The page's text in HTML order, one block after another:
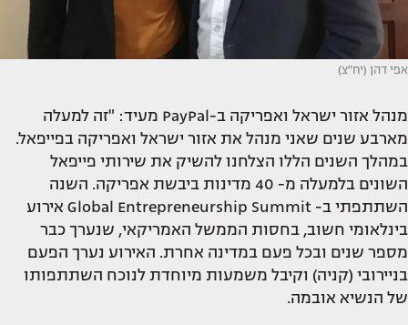
אפי דהן (יח"צ)
מנהל אזור ישראל ואפריקה ב-PayPal מעיד: "זה למעלה
מארבע שנים שאני מנהל את אזור ישראל ואפריקה בפייפאל.
במהלך השנים הללו הצלחנו להשיק את שירותי פייפאל
השונים בלמעלה מ- 40 מדינות ביבשת אפריקה. השנה
השתתפתי ב- Global Entrepreneurship Summit אירוע
בינלאומי חשוב, בחסות הממשל האמריקאי, שנערך כבר
מספר שנים ובכל פעם במדינה אחרת. האירוע נערך הפעם
בניירובי (קניה) וקיבל משמעות מיוחדת לנוכח השתתפותו
של הנשיא אובמה.